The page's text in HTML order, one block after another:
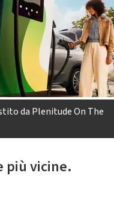
da Plenitude On The
più vicine.